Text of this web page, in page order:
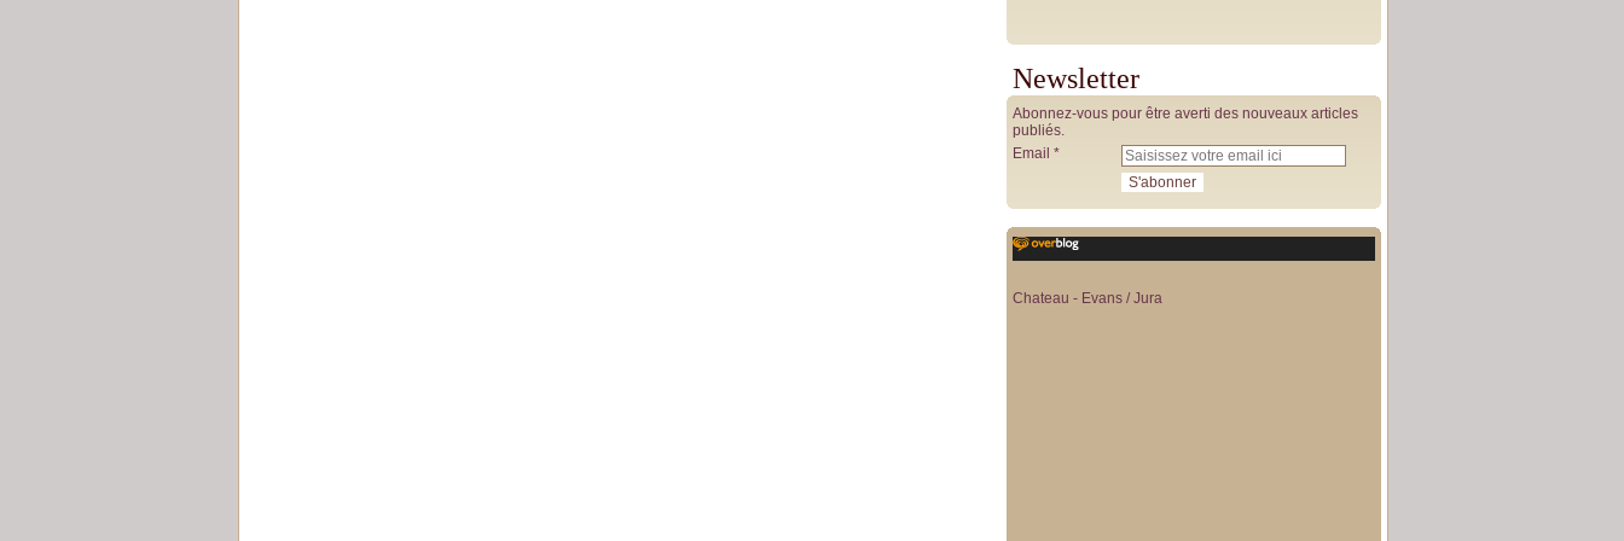
Newsletter
Abonnez-vous pour être averti des nouveaux articles
publiés.
Email
Chateau - Evans / Jura